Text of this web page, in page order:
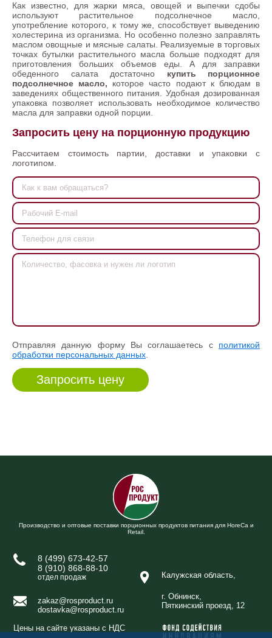
Как известно, для жарки мяса, овощей и выпечки сдобы
используют растительное подсолнечное масло,
употребление которого, к тому же, способствует выведению
холестерина из организма. Но особенно полезно заправлять
маслом овощные и мясные салаты. Реализуемые в торговых
точках бутылки растительного масла больше подходят для
приготовления больших объемов еды. А для заправки
обеденного салата достаточно купить порционное
подсолнечное масло, которое часто подают к блюдам в
заведениях общественного питания. Удобная дозированная
упаковка позволяет использовать необходимое количество
масла для заправки одной порции.
Запросить цену на порционную продукцию
Рассчитаем стоимость партии, доставки и упаковки с
логотипом.
Отправляя данную форму Вы соглашаетесь с политикой
обработки персональных данных
Производство и оптовые поставки порционных продуктов питания для HoreCa и
Retail.
8 (499) 673-42-57
8 (910) 868-88-10
отдел продаж
zakaz@rosproduct.ru
dostavka@rosproduct.ru
Цены на сайте указаны с НДС
Калужская область,
г. Обнинск,
Пяткинский проезд, 12